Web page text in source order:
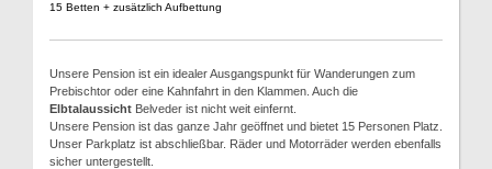
15 Betten + zusätzlich Aufbettung
Unsere Pension ist ein idealer Ausgangspunkt für Wanderungen zum
Prebischtor oder eine Kahnfahrt in den Klammen. Auch die
Elbtalaussicht Belveder ist nicht weit einfernt.
Unsere Pension ist das ganze Jahr geöffnet und bietet 15 Personen Platz.
Unser Parkplatz ist abschließbar. Räder und Motorräder werden ebenfalls
sicher untergestellt.